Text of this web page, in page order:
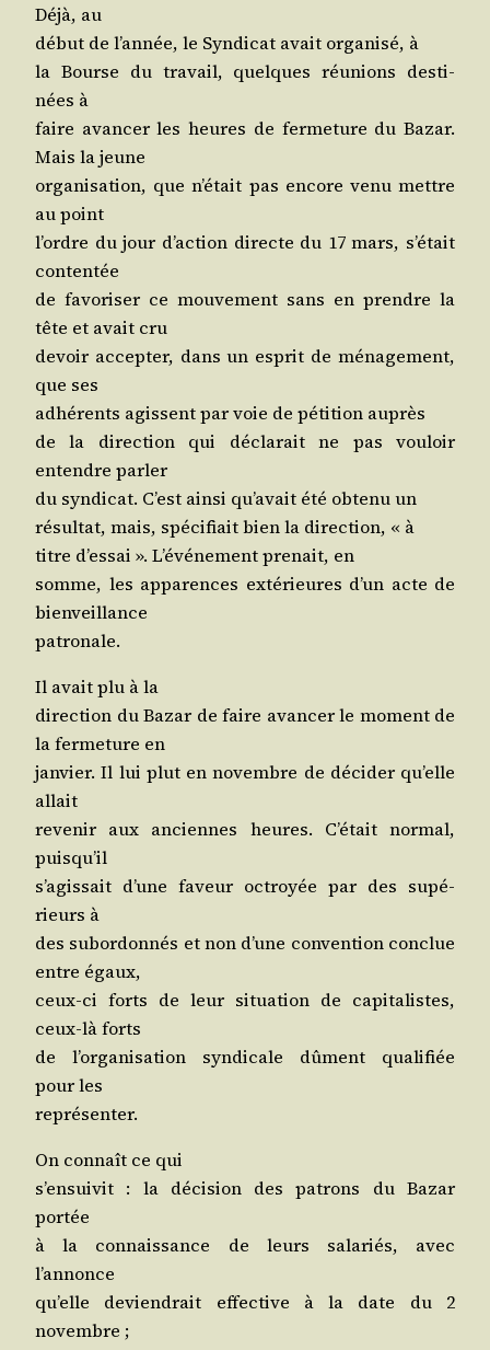
Déjà, au
début de l’an­née, le Syn­di­cat avait orga­ni­sé, à
la Bourse du tra­vail, quelques réunions des­ti­
nées à
faire avan­cer les heures de fer­me­ture du Bazar.
Mais la jeune
orga­ni­sa­tion, que n’é­tait pas encore venu mettre
au point
l’ordre du jour d’ac­tion directe du 17 mars, s’é­tait
contentée
de favo­ri­ser ce mou­ve­ment sans en prendre la
tête et avait cru
devoir accep­ter, dans un esprit de ména­ge­ment,
que ses
adhé­rents agissent par voie de péti­tion auprès
de la direc­tion qui décla­rait ne pas vou­loir
entendre parler
du syn­di­cat. C’est ain­si qu’a­vait été obte­nu un
résul­tat, mais, spé­ci­fiait bien la direc­tion, « à
titre d’es­sai ». L’é­vé­ne­ment pre­nait, en
somme, les appa­rences exté­rieures d’un acte de
bienveillance
patronale.
Il avait plu à la
direc­tion du Bazar de faire avan­cer le moment de
la fer­me­ture en
jan­vier. Il lui plut en novembre de déci­der qu’elle
allait
reve­nir aux anciennes heures. C’é­tait nor­mal,
puisqu’il
s’a­gis­sait d’une faveur octroyée par des supé­
rieurs à
des subor­don­nés et non d’une conven­tion conclue
entre égaux,
ceux-ci forts de leur situa­tion de capi­ta­listes,
ceux-là forts
de l’or­ga­ni­sa­tion syn­di­cale dûment qua­li­fiée
pour les
représenter.
On connaît ce qui
s’en­sui­vit : la déci­sion des patrons du Bazar
portée
à la connais­sance de leurs sala­riés, avec
l’annonce
qu’elle devien­drait effec­tive à la date du 2
novembre ;